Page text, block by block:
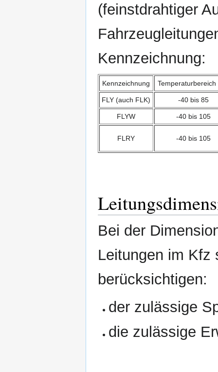
(feinstdrahtiger
Kennzeichnung:
Kennzeichnung Temperaturbereich
FLY (auch FLK) -40 bis 85
FLYW -40 bis 105
FLRY -40 bis 105
Bei der
Leitungen im Kfz
berücksichtigen:
der zulässige
die zulässige